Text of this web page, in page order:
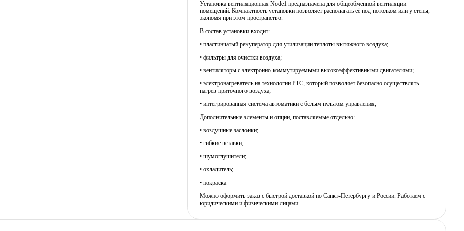
Установка вентиляционная Node1 предназначена для общеобменной вентиляции
помещений. Компактность установки позволяет располагать её под потолком или у стены,
экономя при этом пространство.
В состав установки входит:
• пластинчатый рекуператор для утилизации теплоты вытяжного воздуха;
• фильтры для очистки воздуха;
• вентиляторы c электронно-коммутируемыми высокоэффективными двигателями;
• электронагреватель на технологии PTC, который позволяет безопасно осуществлять
нагрев приточного воздуха;
• интегрированная система автоматики с белым пультом управления;
Дополнительные элементы и опции, поставляемые отдельно:
• воздушные заслонки;
• гибкие вставки;
• шумоглушители;
• охладитель;
• покраска
Можно оформить заказ с быстрой доставкой по Санкт-Петербургу и России. Работаем с
юридическими и физическими лицами.